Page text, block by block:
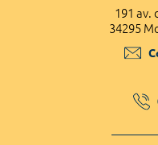
191 av.
34295